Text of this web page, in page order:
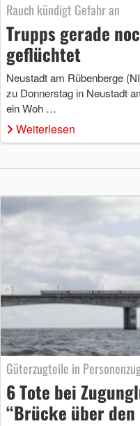
Rauch kündigt Gefahr an
Trupps gerade
geflüchtet
Neustadt am Rübenberge
zu Donnerstag in Neustadt
ein Woh …
Weiterlesen
Güterzugteile in
6 Tote bei
“Brücke über